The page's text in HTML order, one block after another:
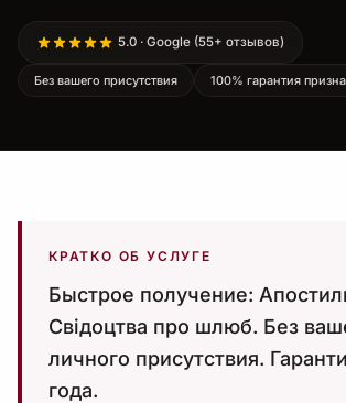
5.0 · Google (55+ отзывов)
Без вашего присутствия 100% гарантия
КРАТКО ОБ УСЛУГЕ
Быстрое получение:
Свідоцтва про шлюб. Без
личного присутствия.
года.